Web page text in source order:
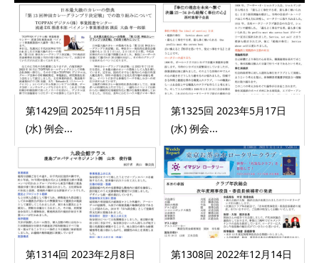
第1429回 2025年11月5日
(水) 例会...
第1325回 2023年5月17日
(水) 例会...
第1314回 2023年2月8日
第1308回 2022年12月14日